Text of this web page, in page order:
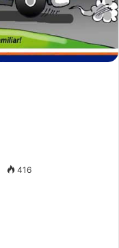
416